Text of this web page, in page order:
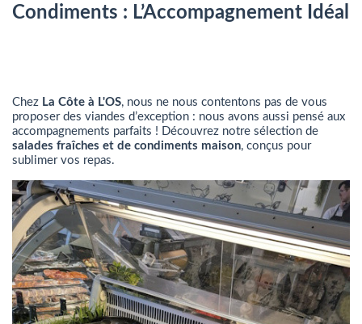
Condiments : L’Accompagnement Idéal
Chez La Côte à L'OS, nous ne nous contentons pas de vous
proposer des viandes d’exception : nous avons aussi pensé aux
accompagnements parfaits ! Découvrez notre sélection de
salades fraîches et de condiments maison, conçus pour
sublimer vos repas.